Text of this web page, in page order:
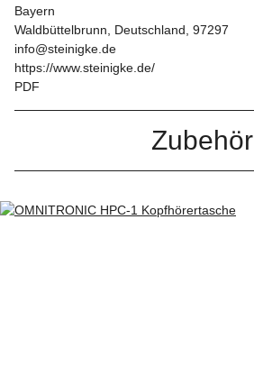
Bayern
Waldbüttelbrunn, Deutschland, 97297
info@steinigke.de
https://www.steinigke.de/
PDF
Zubehör